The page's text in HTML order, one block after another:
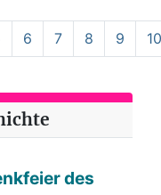
6 7 8 9 10
des